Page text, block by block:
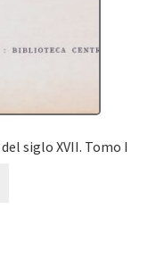
siglo XVII. Tomo I